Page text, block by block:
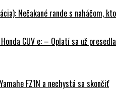
Nečakané rande s naháčom,
Honda CUV e: – Oplatí sa už
FZ1N a nechystá sa skončiť